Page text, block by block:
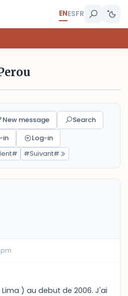
ENESFR
New message
Search
in
Log-in
#Suivant#
pm
) au debut de 2006. J'ai